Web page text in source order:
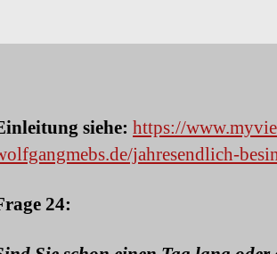
siehe: https://
jahresendlich-
24: